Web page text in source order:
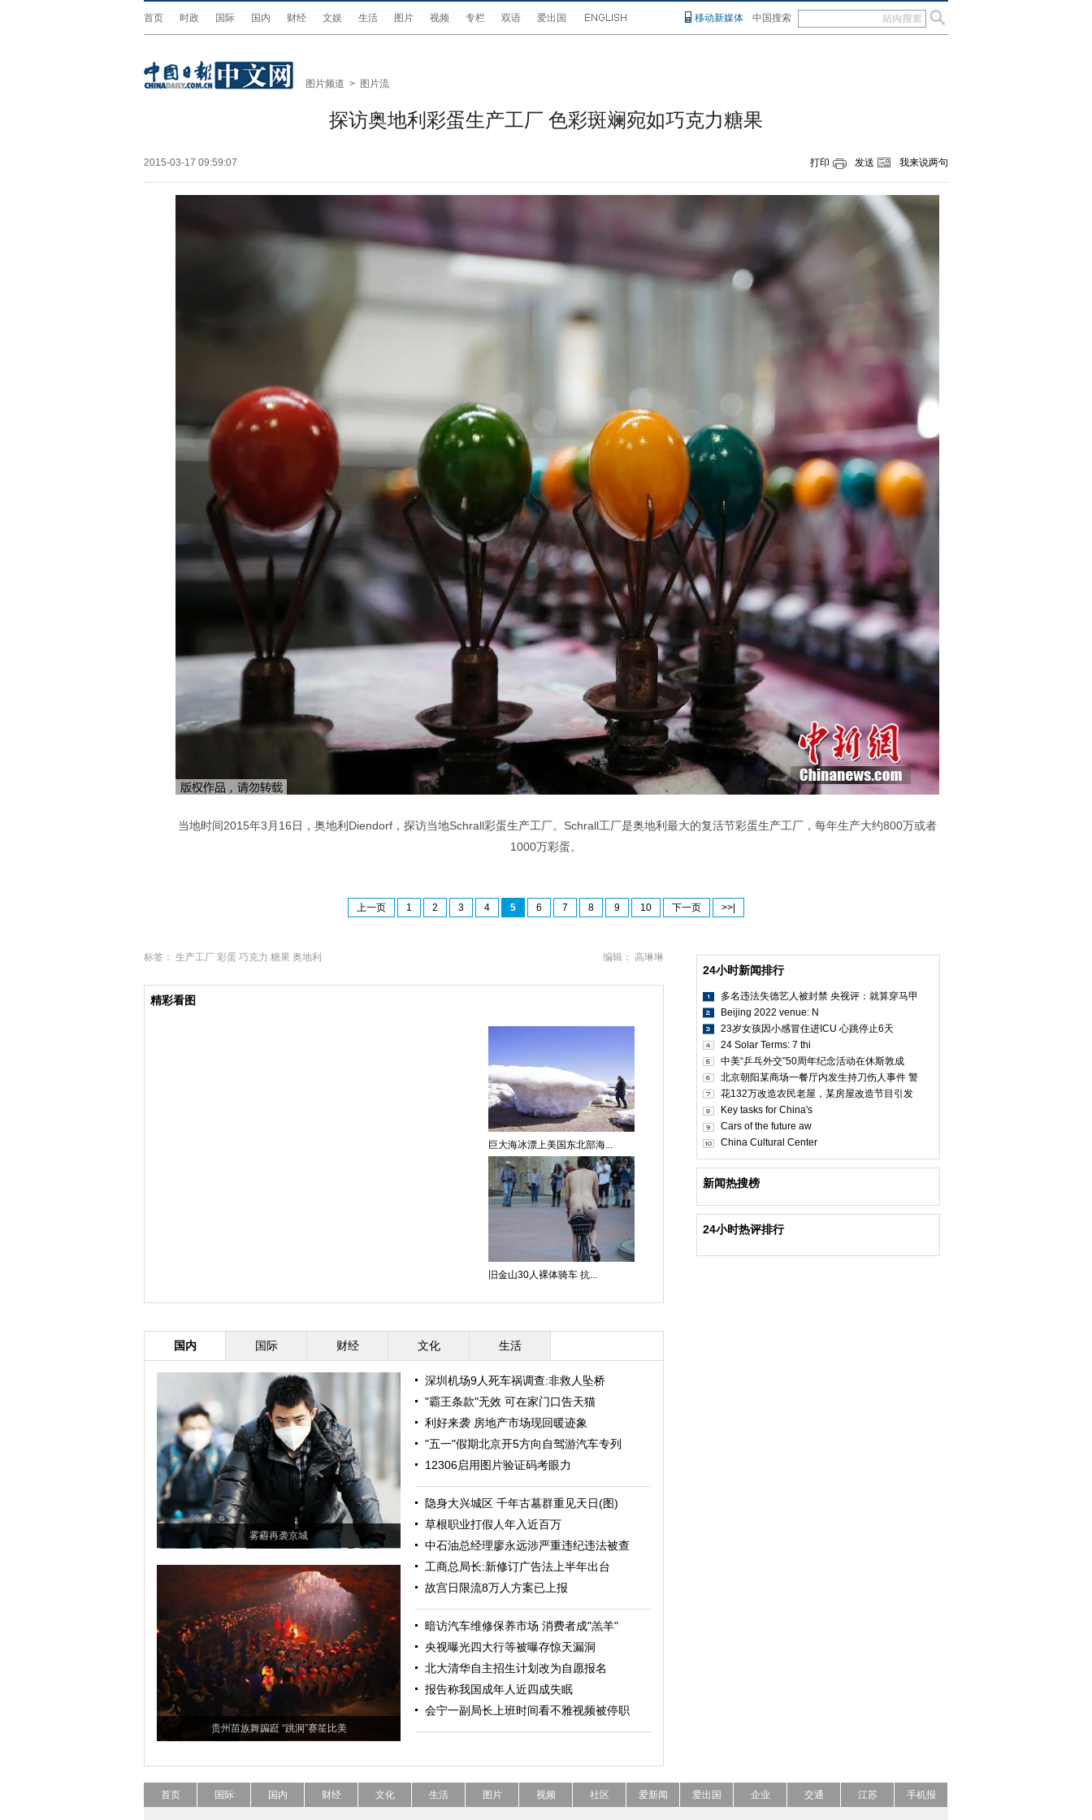
首页 时政 国际 国内 财经 文娱 生活 图片 视频 专栏 双语 爱出国 移动新媒体 中国搜索
图片频道 > 图片流
探访奥地利彩蛋生产工厂 色彩斑斓宛如巧克力糖果
2015-03-17 09:59:07 打印 发送 我来说两句
当地时间2015年3月16日，奥地利Diendorf，探访当地Schrall彩蛋生产工厂。Schrall工厂是奥地利最大的复活节彩蛋生产工厂，每年生产大约800万或者
1000万彩蛋。
上一页 1 2 3 4 5 6 7 8 9 10 下一页 >>|
编辑： 高琳琳
标签： 生产工厂 彩蛋 巧克力 糖果 奥地利
精彩看图
巨大海冰漂上美国东北部海...
旧金山30人裸体骑车 抗...
国内 国际 财经 文化 生活
雾霾再袭京城
贵州苗族舞蹁跹 “跳洞”赛笙比美
深圳机场9人死车祸调查:非救人坠桥
"霸王条款"无效 可在家门口告天猫
利好来袭 房地产市场现回暖迹象
"五一"假期北京开5方向自驾游汽车专列
12306启用图片验证码考眼力
隐身大兴城区 千年古墓群重见天日(图)
草根职业打假人年入近百万
中石油总经理廖永远涉严重违纪违法被查
工商总局长:新修订广告法上半年出台
故宫日限流8万人方案已上报
暗访汽车维修保养市场 消费者成"羔羊"
央视曝光四大行等被曝存惊天漏洞
北大清华自主招生计划改为自愿报名
报告称我国成年人近四成失眠
会宁一副局长上班时间看不雅视频被停职
24小时新闻排行
多名违法失德艺人被封禁 央视评：就算穿马甲
Beijing 2022 venue: N
23岁女孩因小感冒住进ICU 心跳停止6天
24 Solar Terms: 7 thi
中美“乒乓外交”50周年纪念活动在休斯敦成
北京朝阳某商场一餐厅内发生持刀伤人事件 警
花132万改造农民老屋，某房屋改造节目引发
Key tasks for China's
Cars of the future aw
China Cultural Center
新闻热搜榜
24小时热评排行
首页 国际 国内 财经 文化 生活 图片 视频 社区 爱新闻 爱出国 企业 交通 江苏 手机报